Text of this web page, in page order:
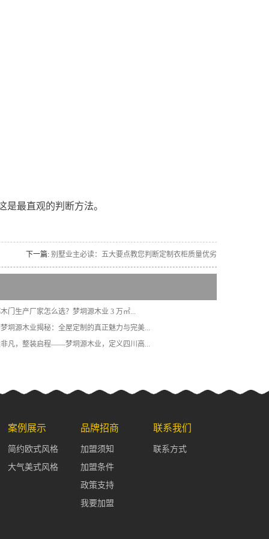
是最直观的判断方法。
下一篇: 别墅业主必读：五大要点教您判断定制衣柜质量优劣
木门生产厂家怎么选？梦垌源木业 3 万㎡...
梦垌源木业揭秘：全屋定制的真正魅力与完美...
非凡，整装启程——梦垌源木业，定义四川高...
案例展示
简约欧式风格
大气美式风格
品牌招商
加盟须知
加盟条件
政策支持
我要加盟
联系我们
联系方式